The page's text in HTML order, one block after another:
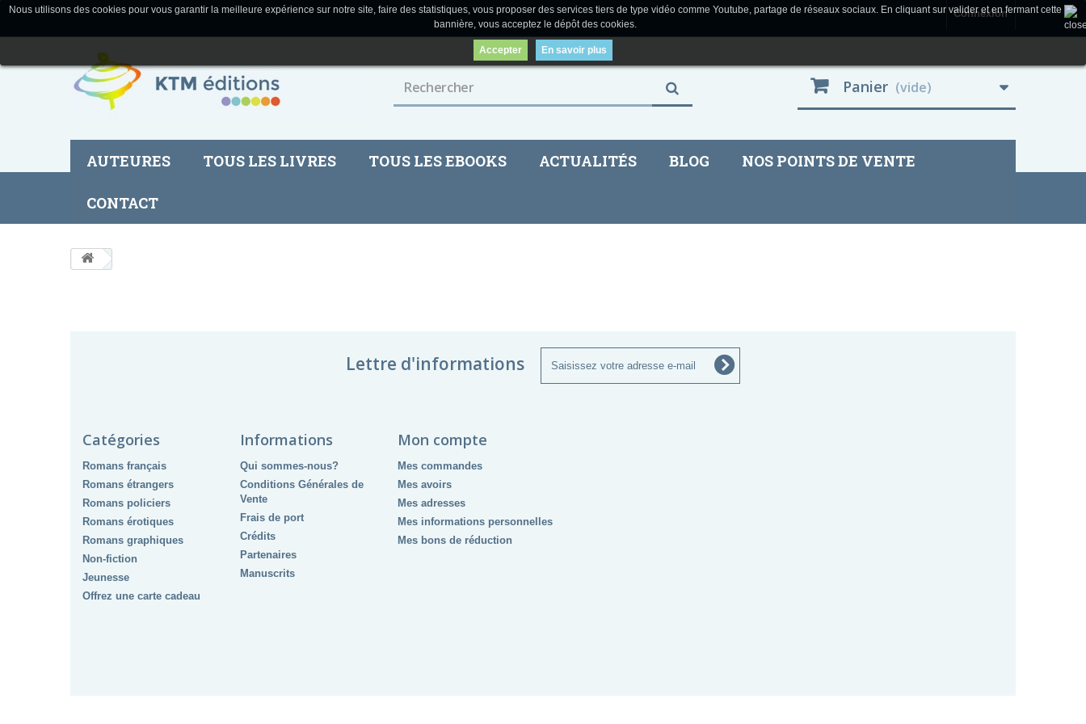
Connexion
Panier (vide)
AUTEURES TOUS LES LIVRES TOUS LES EBOOKS ACTUALITÉS BLOG NOS POINTS DE VENTE
CONTACT
Nous utilisons des cookies pour vous garantir la meilleure expérience sur notre site, faire des statistiques, vous proposer des services tiers de type vidéo comme Youtube, partage de réseaux sociaux. En cliquant sur valider et en fermant cette
bannière, vous acceptez le dépôt des cookies.
Accepter En savoir plus
Lettre d'informations
Catégories
Romans français
Romans étrangers
Romans policiers
Romans érotiques
Romans graphiques
Non-fiction
Jeunesse
Offrez une carte cadeau
Informations
Qui sommes-nous?
Conditions Générales de
Vente
Frais de port
Crédits
Partenaires
Manuscrits
Mon compte
Mes commandes
Mes avoirs
Mes adresses
Mes informations personnelles
Mes bons de réduction